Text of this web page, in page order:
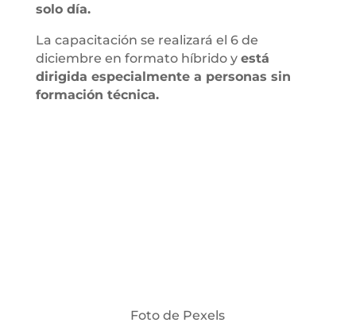
solo día.
La capacitación se realizará el 6 de
diciembre en formato híbrido y está
dirigida especialmente a personas sin
formación técnica.
Foto de Pexels